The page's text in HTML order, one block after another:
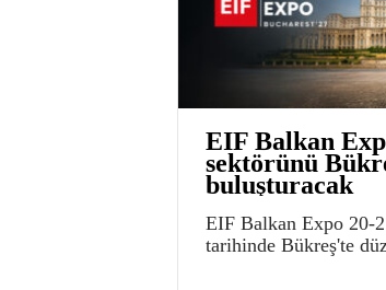
EIF Balkan
sektörünü
buluşturacak
EIF Balkan Expo 20-
tarihinde Bükreş'te